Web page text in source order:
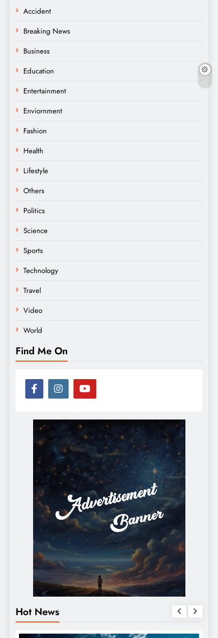
Accident
Breaking News
Business
Education
Entertainment
Enviornment
Fashion
Health
Lifestyle
Others
Politics
Science
Sports
Technology
Travel
Video
World
Find Me On
Hot News